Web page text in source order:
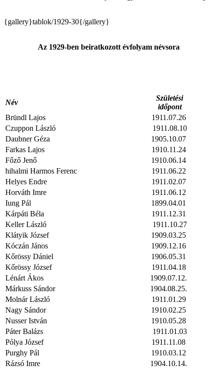
{gallery}tablok/1929-30{/gallery}
Az 1929-ben beiratkozott évfolyam névsora
Név
Születési
időpont
Bründl Lajos
1911.07.26
Czuppon László
1911.08.10
Daubner Géza
1905.10.07
Farkas Lajos
1910.11.24
Főző Jenő
1910.06.14
hihalmi Harmos Ferenc
1911.06.22
Helyes Endre
1911.02.07
Horváth Imre
1911.06.12
Iung Pál
1899.04.01
Kárpáti Béla
1911.12.31
Keller László
1911.10.27
Klátyik József
1909.03.25
Kóczán János
1909.12.16
Kőrössy Dániel
1906.05.31
Kőrössy József
1911.04.18
Lénárt Ákos
1909.07.12.
Márkuss Sándor
1904.08.25.
Molnár László
1911.01.29
Nagy Sándor
1910.02.25
Nusser István
1910.05.28
Páter Balázs
1911.01.03
Pólya József
1911.11.08
Purghy Pál
1910.03.12
Rázsó Imre
1904.10.14.